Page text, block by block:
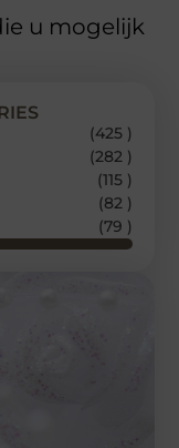
u mogelijk
(425 )
(282 )
(115 )
(82 )
(79 )